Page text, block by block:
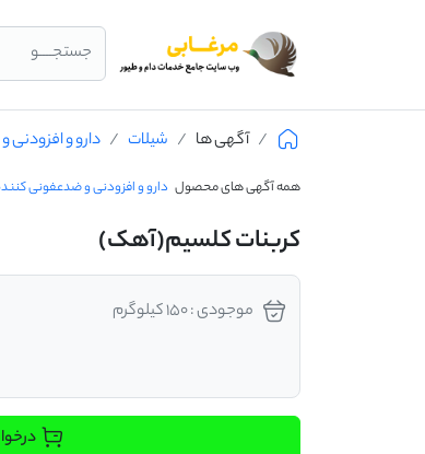
جستجــــو
آگهی ها شیلات دارو و
همه آگهی های محصول دارو و افزودنی و ضدعفونی
کربنات کلسیم(آهک)
موجودی : 150 کیلوگرم